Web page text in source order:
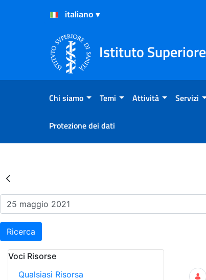
Salta al Contenuto
Salta al Footer
Istituto
Chi siamo Temi Attività Servizi
Protezione dei dati
Risultati della Ricerca -
Ricerca
Voci Risorse
Qualsiasi Risorsa
Ricerca